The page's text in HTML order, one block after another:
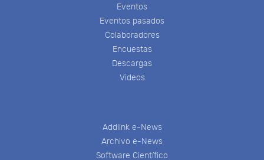
Eventos
Eventos pasados
Colaboradores
Encuestas
Descargas
Videos
Addlink e-News
Archivo e-News
Software Científico